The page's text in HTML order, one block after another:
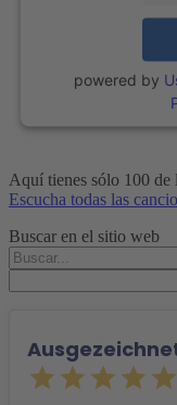
powered by
Aquí tienes sólo 100 de
Escucha todas las
Buscar en el sitio web
Buscar
por: